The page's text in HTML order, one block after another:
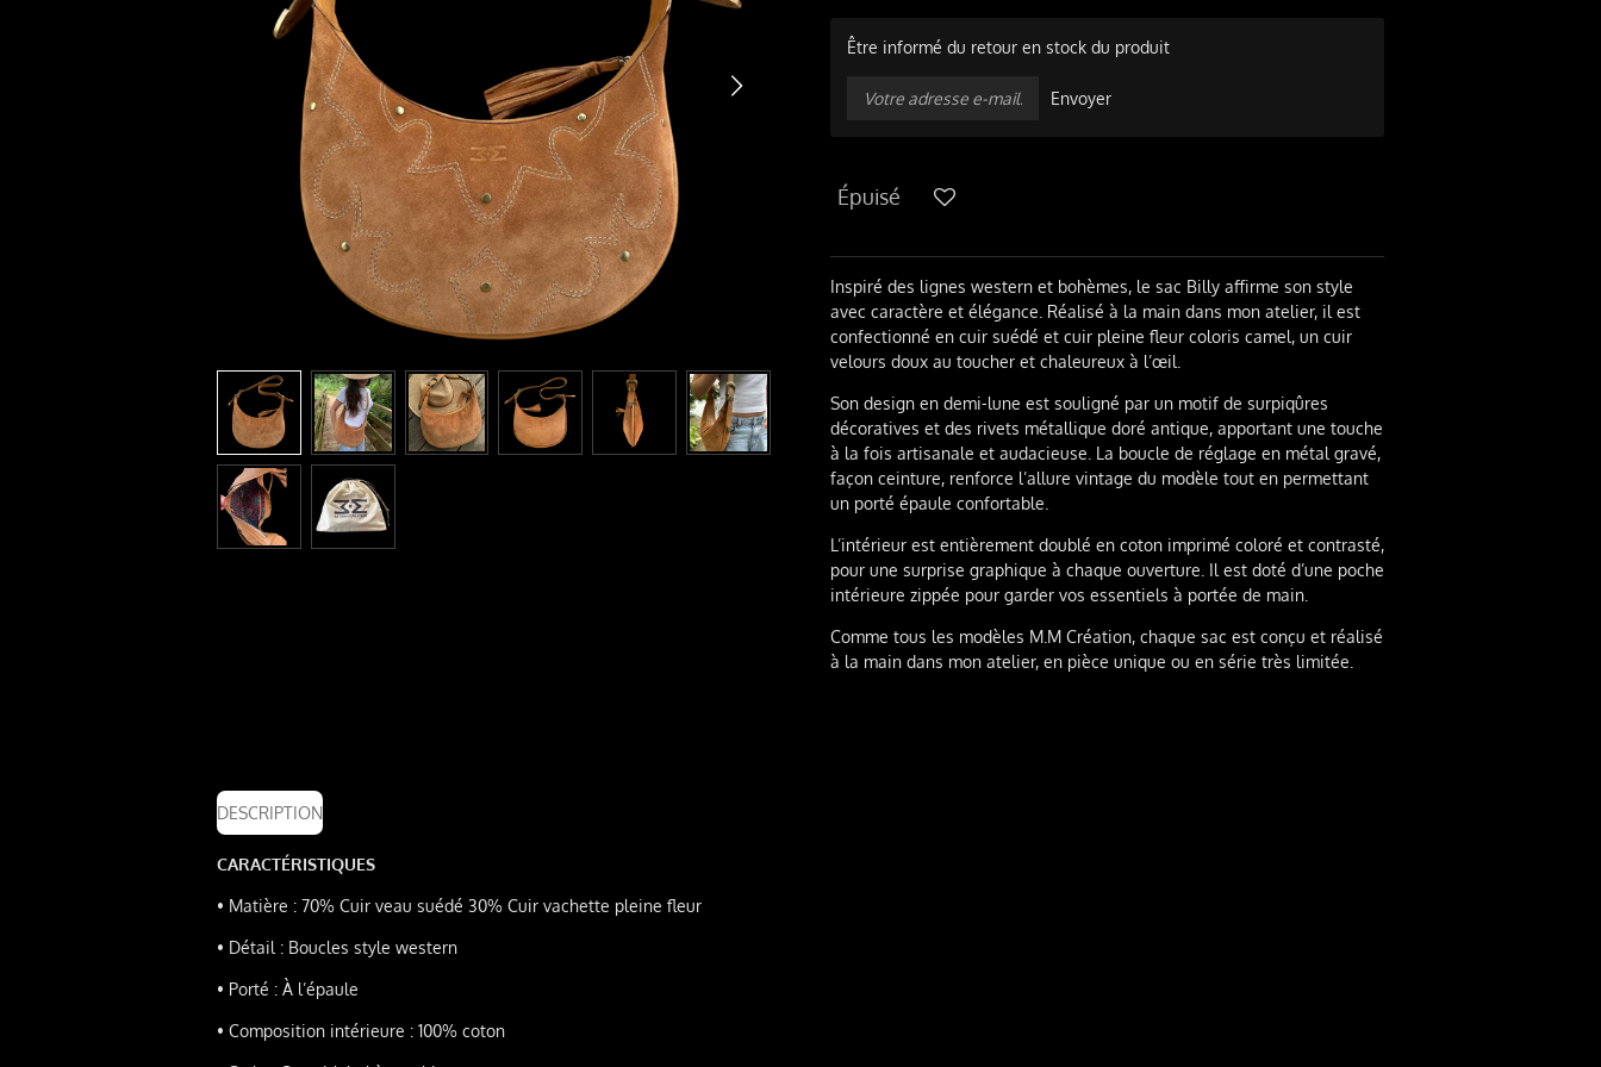
Être informé du retour en stock du produit
Envoyer
Épuisé
Inspiré des lignes western et bohèmes, le sac Billy affirme son style
avec caractère et élégance. Réalisé à la main dans mon atelier, il est
confectionné en cuir suédé et cuir pleine fleur coloris camel, un cuir
velours doux au toucher et chaleureux à l’œil.
Son design en demi-lune est souligné par un motif de surpiqûres
décoratives et des rivets métallique doré antique, apportant une touche
à la fois artisanale et audacieuse. La boucle de réglage en métal gravé,
façon ceinture, renforce l’allure vintage du modèle tout en permettant
un porté épaule confortable.
L’intérieur est entièrement doublé en coton imprimé coloré et contrasté,
pour une surprise graphique à chaque ouverture. Il est doté d’une poche
intérieure zippée pour garder vos essentiels à portée de main.
Comme tous les modèles M.M Création, chaque sac est conçu et réalisé
à la main dans mon atelier, en pièce unique ou en série très limitée.
DESCRIPTION
CARACTÉRISTIQUES
• Matière : 70% Cuir veau suédé 30% Cuir vachette pleine fleur
• Détail : Boucles style western
• Porté : À l’épaule
• Composition intérieure : 100% coton